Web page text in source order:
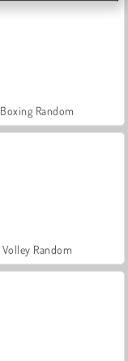
Boxing Random
Volley Random